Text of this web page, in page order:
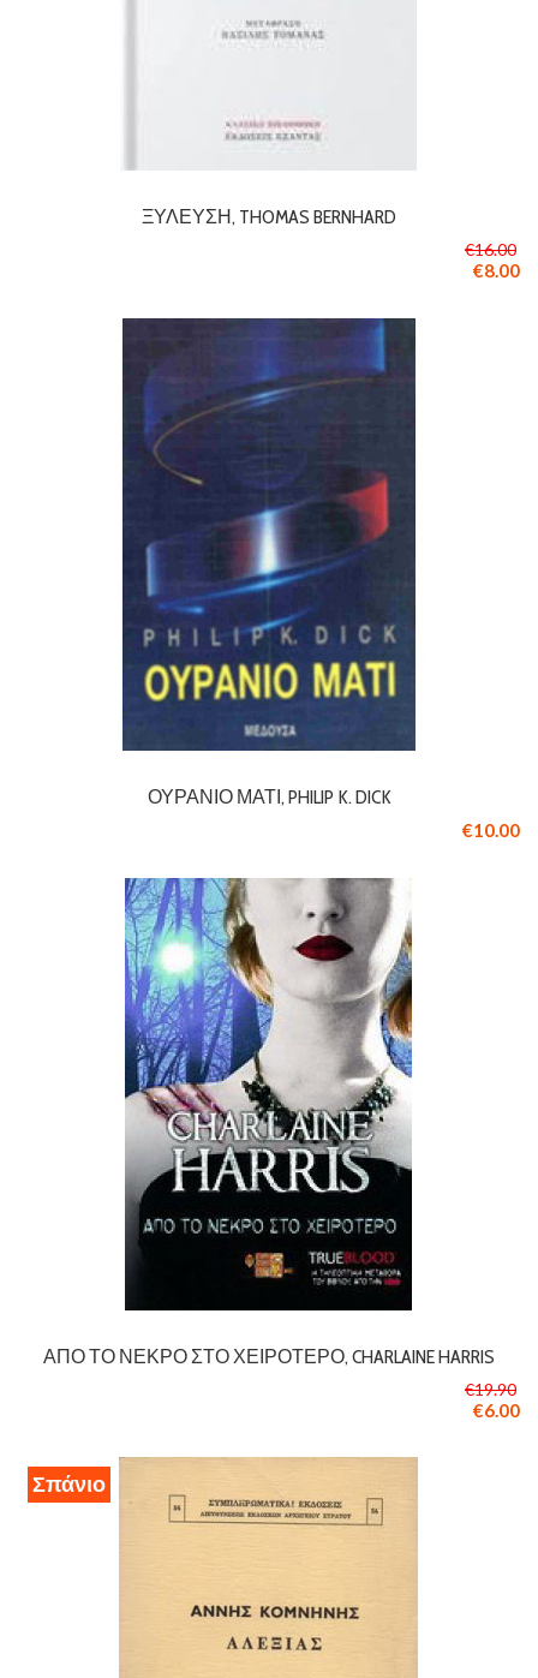
ΞΎΛΕΥΣΗ, THOMAS BERNHARD
€16.00
€8.00
ΟΥΡΆΝΙΟ ΜΆΤΙ, PHILIP K. DICK
€10.00
ΑΠΌ ΤΟ ΝΕΚΡΌ ΣΤΟ ΧΕΙΡΌΤΕΡΟ, CHARLAINE HARRIS
€19.90
€6.00
Σπάνιο